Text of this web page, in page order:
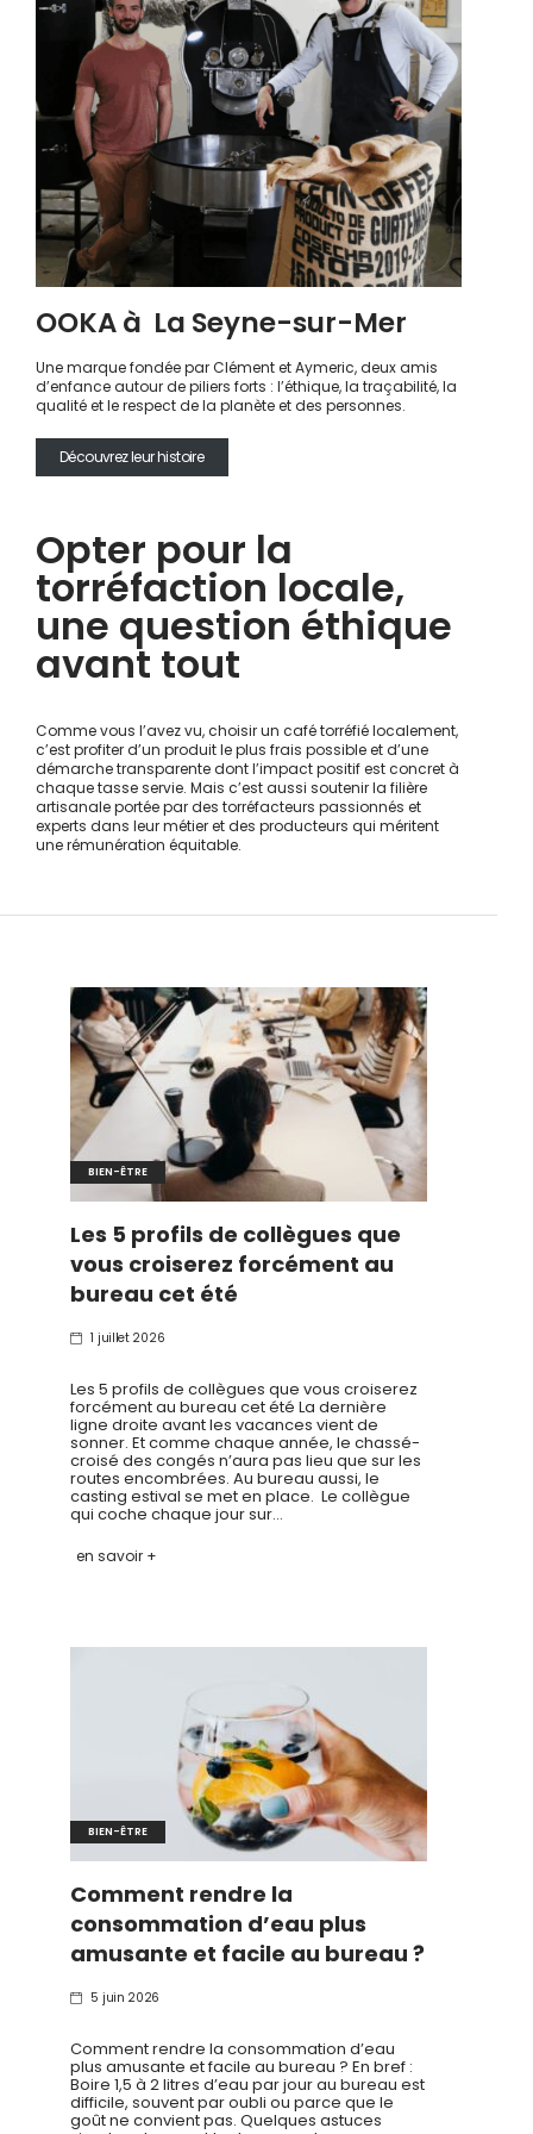
OOKA à La Seyne-sur-Mer
Une marque fondée par Clément et Aymeric, deux amis
d’enfance autour de piliers forts : l’éthique, la traçabilité, la
qualité et le respect de la planète et des personnes.
Découvrez leur histoire
Opter pour la
torréfaction locale,
une question éthique
avant tout
Comme vous l’avez vu, choisir un café torréfié localement,
c’est profiter d’un produit le plus frais possible et d’une
démarche transparente dont l’impact positif est concret à
chaque tasse servie. Mais c’est aussi soutenir la filière
artisanale portée par des torréfacteurs passionnés et
experts dans leur métier et des producteurs qui méritent
une rémunération équitable.
BIEN-ÊTRE
Les 5 profils de collègues que
vous croiserez forcément au
bureau cet été
1 juillet 2026
Les 5 profils de collègues que vous croiserez
forcément au bureau cet été La dernière
ligne droite avant les vacances vient de
sonner. Et comme chaque année, le chassé-
croisé des congés n’aura pas lieu que sur les
routes encombrées. Au bureau aussi, le
casting estival se met en place. Le collègue
qui coche chaque jour sur…
en savoir +
BIEN-ÊTRE
Comment rendre la
consommation d’eau plus
amusante et facile au bureau ?
5 juin 2026
Comment rendre la consommation d’eau
plus amusante et facile au bureau ? En bref :
Boire 1,5 à 2 litres d’eau par jour au bureau est
difficile, souvent par oubli ou parce que le
goût ne convient pas. Quelques astuces